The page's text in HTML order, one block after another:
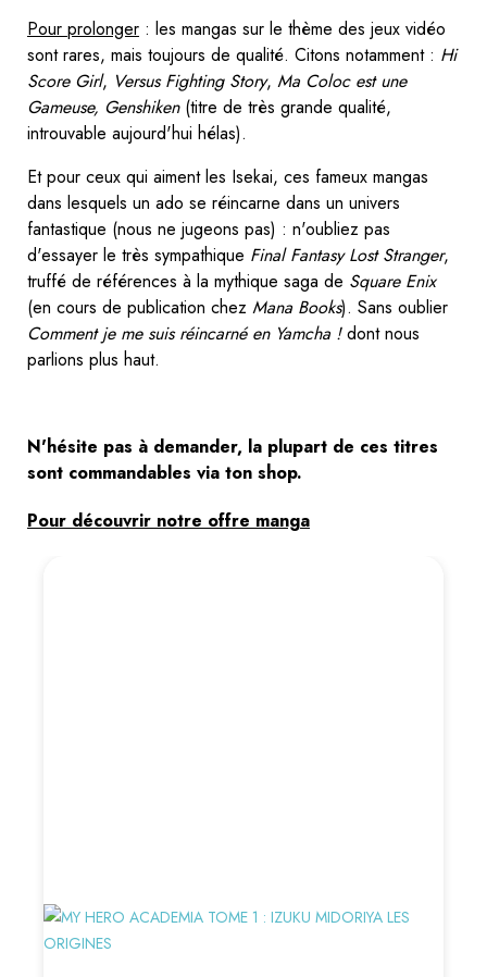
Pour prolonger : les mangas sur le thème des jeux vidéo
sont rares, mais toujours de qualité. Citons notamment : Hi
Score Girl, Versus Fighting Story, Ma Coloc est une
Gameuse, Genshiken (titre de très grande qualité,
introuvable aujourd'hui hélas).
Et pour ceux qui aiment les Isekai, ces fameux mangas
dans lesquels un ado se réincarne dans un univers
fantastique (nous ne jugeons pas) : n'oubliez pas
d'essayer le très sympathique Final Fantasy Lost Stranger,
truffé de références à la mythique saga de Square Enix
(en cours de publication chez Mana Books). Sans oublier
Comment je me suis réincarné en Yamcha !dont nous
parlions plus haut.
N'hésite pas à demander, la plupart de ces titres
sont commandables via ton shop.
Pour découvrir notre offre manga